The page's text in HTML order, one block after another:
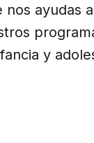
nos ayudas
y